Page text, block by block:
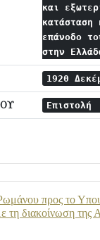
και
κατάσταση
επάνοδο
στην
1920
Επιστολή
προς το
τη διακοίνωση της